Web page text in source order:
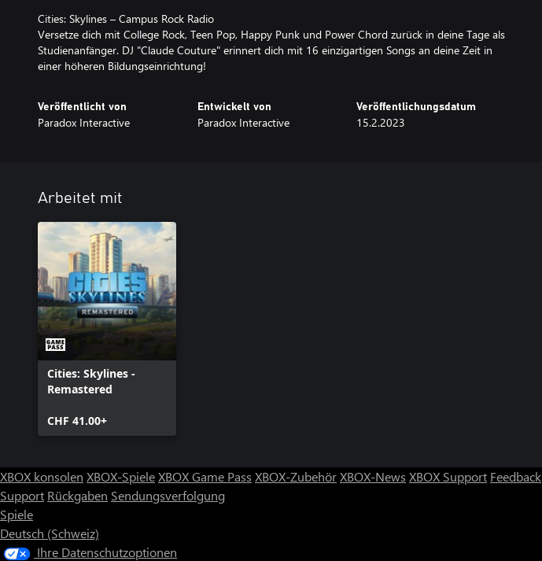
Cities: Skylines – Campus Rock Radio
Versetze dich mit College Rock, Teen Pop, Happy Punk und Power Chord zurück in deine Tage als
Studienanfänger. DJ "Claude Couture" erinnert dich mit 16 einzigartigen Songs an deine Zeit in
einer höheren Bildungseinrichtung!
Veröffentlicht von
Paradox Interactive
Entwickelt von
Paradox Interactive
Veröffentlichungsdatum
15.2.2023
Arbeitet mit
Cities: Skylines -
Remastered
CHF 41.00+
XBOX konsolen XBOX-SpieleXBOX Game Pass XBOX-ZubehörXBOX-News XBOX Support Feedback
Support Rückgaben Sendungsverfolgung
Spiele
Deutsch (Schweiz)
Ihre Datenschutzoptionen